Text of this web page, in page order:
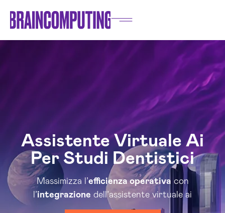
Assistente Virtuale Ai
Per Studi Dentistici
Massimizza l’efficienza operativa con
l’integrazione dell’assistente virtuale ai